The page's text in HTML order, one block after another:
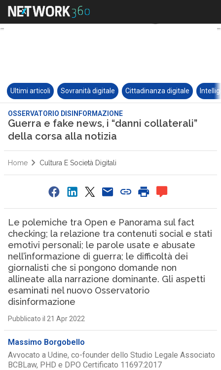
Ultimi articoli Sovranità digitale Cittadinanza digitale
OSSERVATORIO DISINFORMAZIONE
Guerra e fake news, i “danni collaterali”
della corsa alla notizia
Home Cultura E Società Digitali
Le polemiche tra Open e Panorama sul fact
checking; la relazione tra contenuti social e stati
emotivi personali; le parole usate e abusate
nell’informazione di guerra; le difficoltà dei
giornalisti che si pongono domande non
allineate alla narrazione dominante. Gli aspetti
esaminati nel nuovo Osservatorio
disinformazione
Pubblicato il 21 Apr 2022
Massimo Borgobello
Avvocato a Udine, co-founder dello Studio Legale Associato
BCBLaw, PHD e DPO Certificato 11697:2017